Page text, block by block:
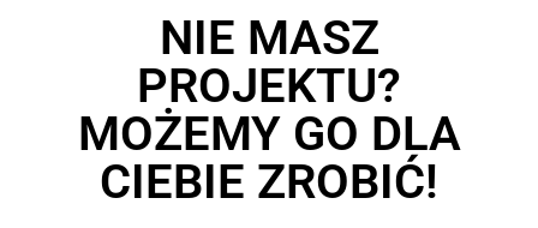
NIE MASZ
PROJEKTU?
MOŻEMY GO DLA
CIEBIE ZROBIĆ!